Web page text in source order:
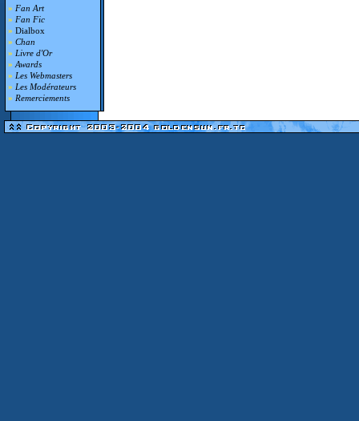
» Fan Art
» Fan Fic
» Dialbox
» Chan
» Livre d'Or
» Awards
» Les Webmasters
» Les Modérateurs
» Remerciements